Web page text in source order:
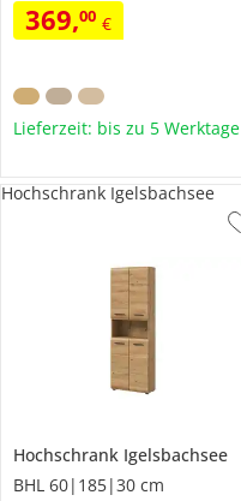
369,00 €
Lieferzeit: bis zu 5 Werktage
Hochschrank Igelsbachsee
BHL 60|185|30 cm
Hochschrank Igelsbachsee